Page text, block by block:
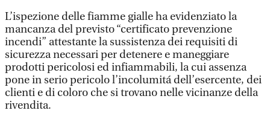
L’ispezione delle fiamme gialle ha evidenziato la
mancanza del previsto “certificato prevenzione
incendi” attestante la sussistenza dei requisiti di
sicurezza necessari per detenere e maneggiare
prodotti pericolosi ed infiammabili, la cui assenza
pone in serio pericolo l’incolumitá dell’esercente, dei
clienti e di coloro che si trovano nelle vicinanze della
rivendita.